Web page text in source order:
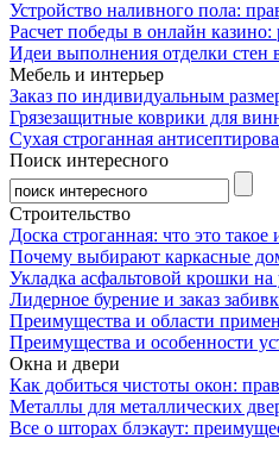
Устройство наливного пола:
Расчет победы в онлайн казино:
Идеи выполнения отделки стен
Мебель и интерьер
Заказ по индивидуальным
Грязезащитные коврики для
Сухая строганная
Поиск интересного
Строительство
Доска строганная: что это
Почему выбирают каркасные
Укладка асфальтовой крошки
Лидерное бурение и заказ
Преимущества и области
Преимущества и особенности
Окна и двери
Как добиться чистоты окон:
Металлы для металлических
Все о шторах блэкаут: